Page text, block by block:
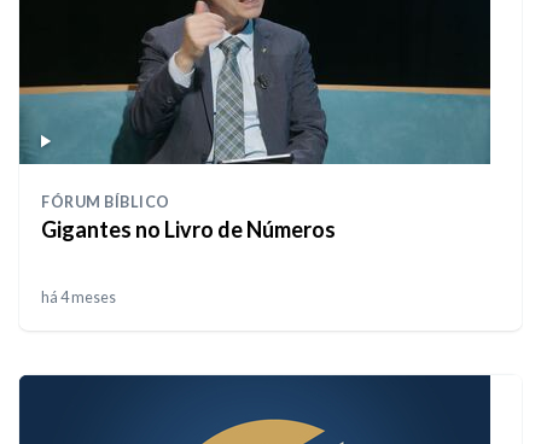
FÓRUM BÍBLICO
Gigantes no Livro de Números
há 4 meses